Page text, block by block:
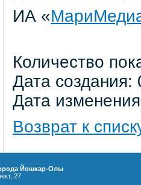
ИА «
Количество
Дата
Дата
Возврат к
Йошкар-Олы
27